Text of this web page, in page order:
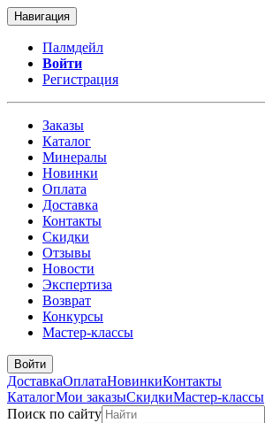
Навигация
Палмдейл
Войти
Регистрация
Заказы
Каталог
Минералы
Новинки
Оплата
Доставка
Контакты
Скидки
Отзывы
Новости
Экспертиза
Возврат
Конкурсы
Мастер-классы
Войти
ДоставкаОплатаНовинкиКонтакты
КаталогМои заказыСкидкиМастер-классы
Поиск по сайту